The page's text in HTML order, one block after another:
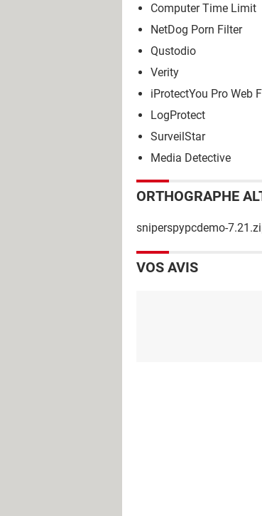
Computer Time Limit
NetDog Porn Filter
Qustodio
Verity
iProtectYou Pro Web
LogProtect
SurveilStar
Media Detective
ORTHOGRAPHE
sniperspypcdemo-
VOS AVIS